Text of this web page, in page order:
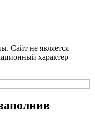
Сайт не является
характер